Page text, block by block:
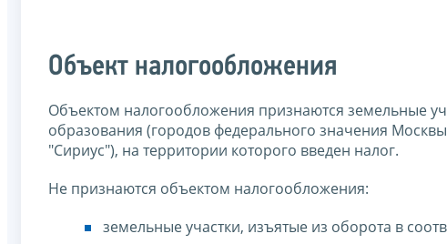
Объект налогообложения
Объектом налогообложения признаются земельные
образования (городов федерального значения
"Сириус"), на территории которого введен налог.
Не признаются объектом налогообложения:
земельные участки, изъятые из оборота в